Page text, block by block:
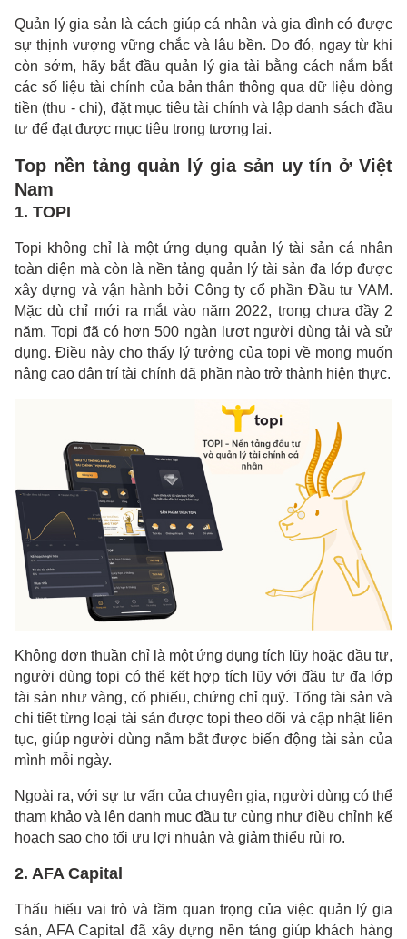
Quản lý gia sản là cách giúp cá nhân và gia đình có được
sự thịnh vượng vững chắc và lâu bền. Do đó, ngay từ khi
còn sớm, hãy bắt đầu quản lý gia tài bằng cách nắm bắt
các số liệu tài chính của bản thân thông qua dữ liệu dòng
tiền (thu - chi), đặt mục tiêu tài chính và lập danh sách đầu
tư để đạt được mục tiêu trong tương lai.
Top nền tảng quản lý gia sản uy tín ở Việt
Nam
1. TOPI
Topi không chỉ là một ứng dụng quản lý tài sản cá nhân
toàn diện mà còn là nền tảng quản lý tài sản đa lớp được
xây dựng và vận hành bởi Công ty cổ phần Đầu tư VAM.
Mặc dù chỉ mới ra mắt vào năm 2022, trong chưa đầy 2
năm, Topi đã có hơn 500 ngàn lượt người dùng tải và sử
dụng. Điều này cho thấy lý tưởng của topi về mong muốn
nâng cao dân trí tài chính đã phần nào trở thành hiện thực.
Không đơn thuần chỉ là một ứng dụng tích lũy hoặc đầu tư,
người dùng topi có thể kết hợp tích lũy với đầu tư đa lớp
tài sản như vàng, cổ phiếu, chứng chỉ quỹ. Tổng tài sản và
chi tiết từng loại tài sản được topi theo dõi và cập nhật liên
tục, giúp người dùng nắm bắt được biến động tài sản của
mình mỗi ngày.
Ngoài ra, với sự tư vấn của chuyên gia, người dùng có thể
tham khảo và lên danh mục đầu tư cùng như điều chỉnh kế
hoạch sao cho tối ưu lợi nhuận và giảm thiểu rủi ro.
2. AFA Capital
Thấu hiểu vai trò và tầm quan trọng của việc quản lý gia
sản, AFA Capital đã xây dựng nền tảng giúp khách hàng